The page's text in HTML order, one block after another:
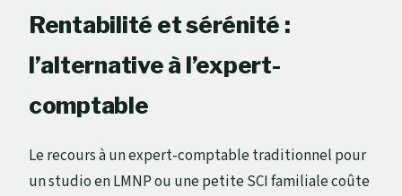
Rentabilité et sérénité :
l’alternative à l’expert-
comptable
Le recours à un expert-comptable traditionnel pour
un studio en LMNP ou une petite SCI familiale coûte